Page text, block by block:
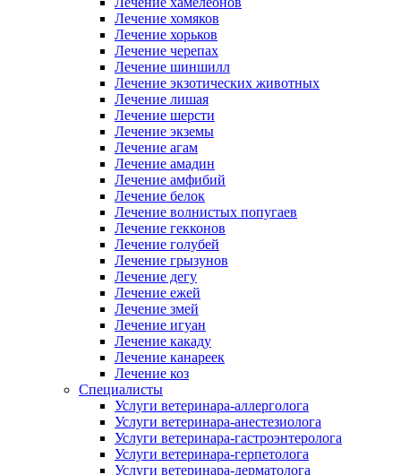
Лечение хомяков
Лечение хорьков
Лечение черепах
Лечение шиншилл
Лечение экзотических животных
Лечение лишая
Лечение шерсти
Лечение экземы
Лечение агам
Лечение амадин
Лечение амфибий
Лечение белок
Лечение волнистых попугаев
Лечение гекконов
Лечение голубей
Лечение грызунов
Лечение дегу
Лечение ежей
Лечение змей
Лечение игуан
Лечение какаду
Лечение канареек
Лечение коз
Специалисты
Услуги ветеринара-аллерголога
Услуги ветеринара-анестезиолога
Услуги ветеринара-гастроэнтеролога
Услуги ветеринара-герпетолога
Услуги ветеринара-дерматолога